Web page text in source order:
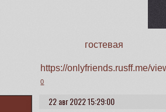
гостевая
https://onlyfriends.rusff.me/
0
22 авг 2022 15:29:00